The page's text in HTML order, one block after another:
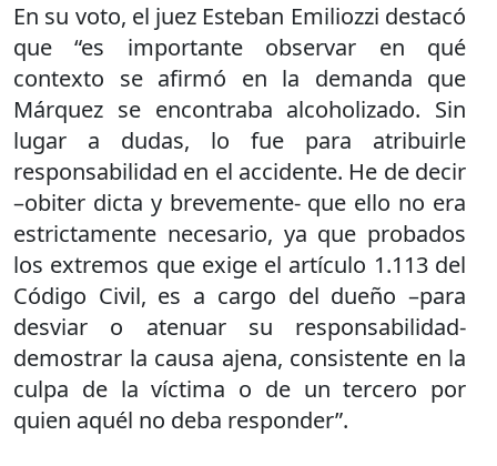
En su voto, el juez Esteban Emiliozzi destacó
que “es importante observar en qué
contexto se afirmó en la demanda que
Márquez se encontraba alcoholizado. Sin
lugar a dudas, lo fue para atribuirle
responsabilidad en el accidente. He de decir
–obiter dicta y brevemente- que ello no era
estrictamente necesario, ya que probados
los extremos que exige el artículo 1.113 del
Código Civil, es a cargo del dueño –para
desviar o atenuar su responsabilidad-
demostrar la causa ajena, consistente en la
culpa de la víctima o de un tercero por
quien aquél no deba responder”.